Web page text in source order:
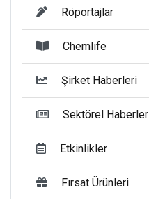
Röportajlar
Chemlife
Şirket Haberleri
Sektörel Haberler
Etkinlikler
Fırsat Ürünleri